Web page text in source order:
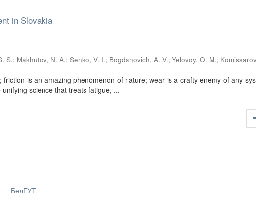
in Slovakia
S.; Makhutov, N. A.; Senko, V. I.; Bogdanovich, A. V.; Yelovoy, O. M.;
is an amazing phenomenon of nature; wear is a crafty enemy of any
science that treats fatigue, ...
БелГУТ